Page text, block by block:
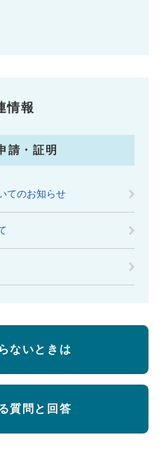
情報
請・証明
てのお知らせ
ないときは
質問と回答